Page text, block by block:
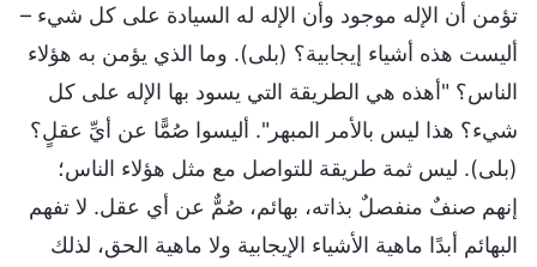
تؤمن أن الإله موجود وأن الإله له السيادة على كل شيء –
أليست هذه أشياء إيجابية؟ (بلى). وما الذي يؤمن به هؤلاء
الناس؟ "أهذه هي الطريقة التي يسود بها الإله على كل
شيء؟ هذا ليس بالأمر المبهر". أليسوا صُمًّا عن أيِّ عقلٍ؟
(بلى). ليس ثمة طريقة للتواصل مع مثل هؤلاء الناس؛
إنهم صنفٌ منفصلٌ بذاته، بهائم، صُمٌّ عن أي عقل. لا تفهم
البهائم أبدًا ماهية الأشياء الإيجابية ولا ماهية الحق، لذلك